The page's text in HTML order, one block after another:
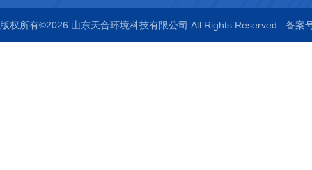
版权所有©2026 山东天合环境科技有限公司 All Rights Reserved 备案